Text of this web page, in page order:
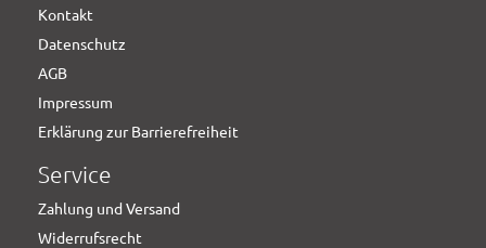
Kontakt
Datenschutz
AGB
Impressum
Erklärung zur Barrierefreiheit
Service
Zahlung und Versand
Widerrufsrecht